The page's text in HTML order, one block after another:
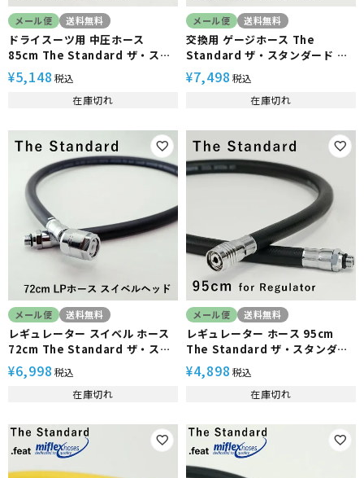
メール便 送料無料
ドライスーツ用 中圧ホース
85cm The Standard ザ・スタ
ンダード ダイビング アクセサリ
ー パーツ
¥5,148 税込
在庫切れ
メール便 送料無料
交換用 ゲージホース The
Standard ザ・スタンダード 高
圧ホース ダイビング アクセサリ
ー パーツ 重器材
¥7,498 税込
在庫切れ
メール便 送料無料
レギュレーター スイベル ホース
72cm The Standard ザ・スタ
ンダード ブラック ダイビング ア
クセサリー パーツ アゴ楽 あごら
¥6,998 税込
在庫切れ
メール便 送料無料
レギュレーター ホース 95cm
The Standard ザ・スタンダー
ド ブラック ダイビング アクセサ
リー パーツ アゴ楽 あごらく
¥4,898 税込
在庫切れ